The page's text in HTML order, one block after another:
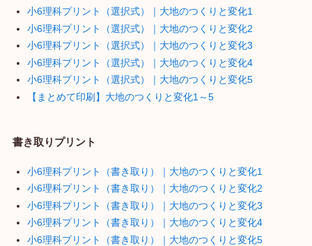
小6理科プリント（選択式）｜大地のつくりと変化1
小6理科プリント（選択式）｜大地のつくりと変化2
小6理科プリント（選択式）｜大地のつくりと変化3
小6理科プリント（選択式）｜大地のつくりと変化4
小6理科プリント（選択式）｜大地のつくりと変化5
【まとめて印刷】大地のつくりと変化1～5
書き取りプリント
小6理科プリント（書き取り）｜大地のつくりと変化1
小6理科プリント（書き取り）｜大地のつくりと変化2
小6理科プリント（書き取り）｜大地のつくりと変化3
小6理科プリント（書き取り）｜大地のつくりと変化4
小6理科プリント（書き取り）｜大地のつくりと変化5